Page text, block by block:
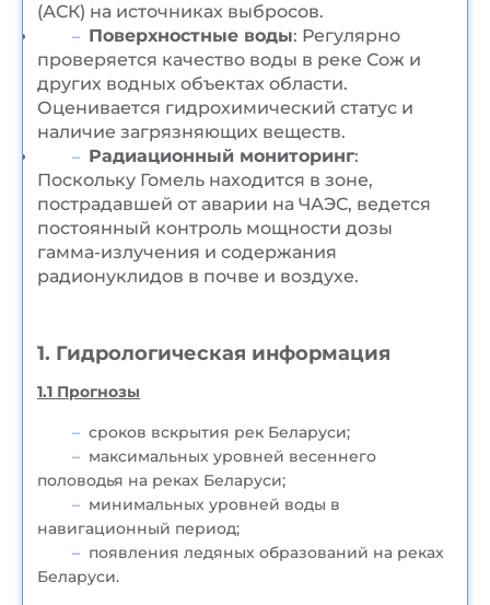
(АСК) на источниках выбросов.
Поверхностные воды: Регулярно
проверяется качество воды в реке Сож и
других водных объектах области.
Оценивается гидрохимический статус и
наличие загрязняющих веществ.
Радиационный мониторинг:
Поскольку Гомель находится в зоне,
пострадавшей от аварии на ЧАЭС, ведется
постоянный контроль мощности дозы
гамма-излучения и содержания
радионуклидов в почве и воздухе.
1. Гидрологическая информация
1.1 Прогнозы
сроков вскрытия рек Беларуси;
максимальных уровней весеннего
половодья на реках Беларуси;
минимальных уровней воды в
навигационный период;
появления ледяных образований на реках
Беларуси.